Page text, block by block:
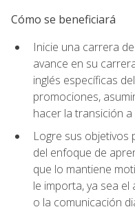
Cómo se beneficiará
Inicie una carrera
avance en su
inglés específicas
promociones,
hacer la transición
Logre sus objetivos
del enfoque de
que lo mantiene
le importa, ya sea
o la comunicación